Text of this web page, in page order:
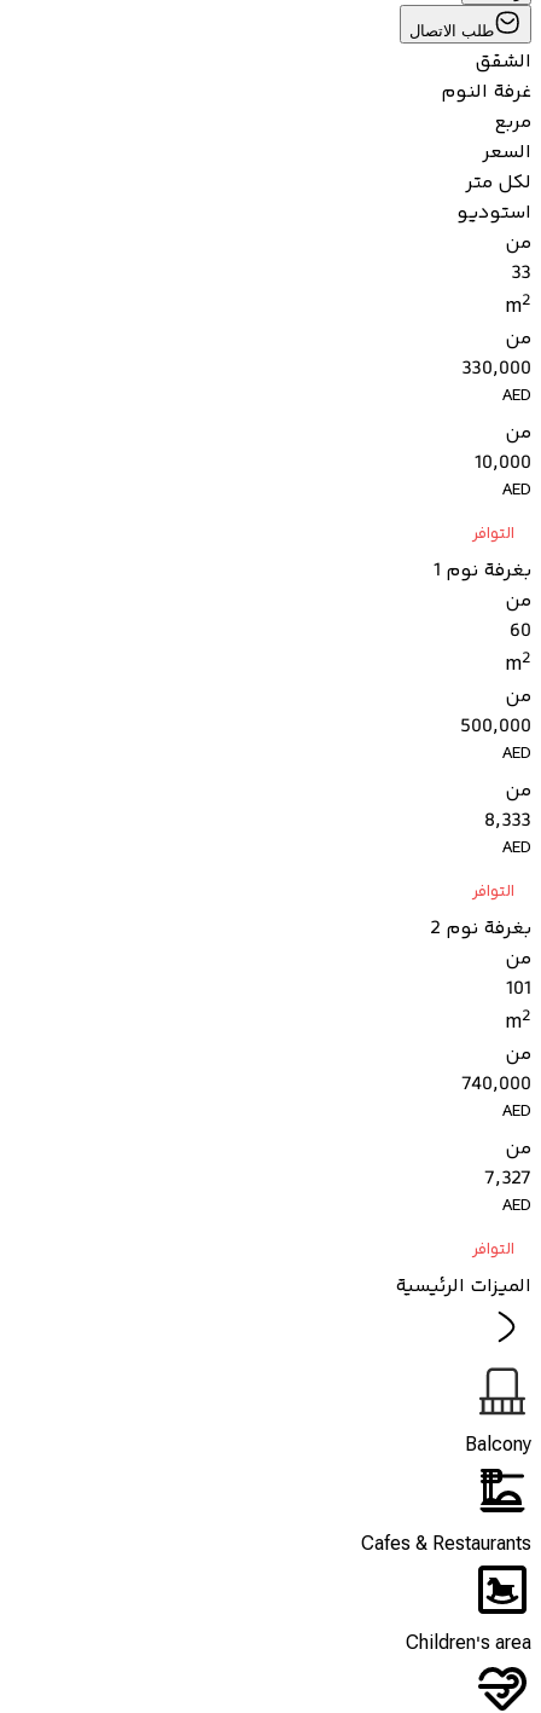
طلب الاتصال
الشقق
غرفة النوم
مربع
السعر
لكل متر
استوديو
من
33
m2
من
330,000
AED
من
10,000
AED
التوافر
بغرفة نوم 1
من
60
m2
من
500,000
AED
من
8,333
AED
التوافر
بغرفة نوم 2
من
101
m2
من
740,000
AED
من
7,327
AED
التوافر
الميزات الرئيسية
Balcony
Cafes & Restaurants
Children's area